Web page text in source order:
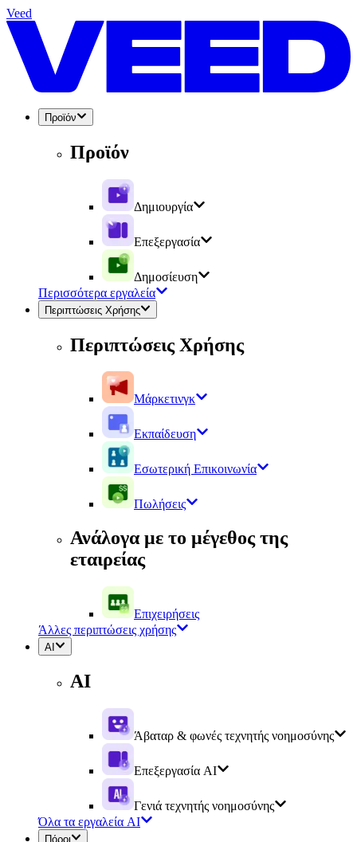
Veed
Προϊόν
Προϊόν
Δημιουργία
Επεξεργασία
Δημοσίευση
Περισσότερα εργαλεία
Περιπτώσεις Χρήσης
Περιπτώσεις Χρήσης
Μάρκετινγκ
Εκπαίδευση
Εσωτερική Επικοινωνία
Πωλήσεις
Ανάλογα με το μέγεθος της
εταιρείας
Επιχειρήσεις
Άλλες περιπτώσεις χρήσης
AI
AI
Άβαταρ & φωνές τεχνητής νοημοσύνης
Επεξεργασία AI
Γενιά τεχνητής νοημοσύνης
Όλα τα εργαλεία AI
Πόροι